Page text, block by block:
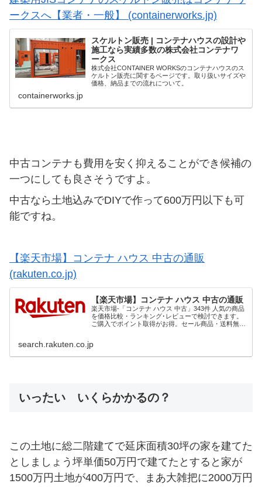
ークスへ【業者・一般】 (containerworks.jp)
スケルトン販売 | コンテナハウスの設計や
施工なら実績多数の株式会社コンテナワ
ークス
株式会社CONTAINER WORKSのコンテナハウスのス
ケルトン販売に関するページです。取り扱いサイズや
価格、納品までの流れについて。
containerworks.jp
中古コンテナも費用を安く抑えることができ候補の
一つにしても良さそうですよ。
中古なら土地込みでDIYで作って600万円以下も可
能ですね。
【楽天市場】コンテナ ハウス 中古の通販
(rakuten.co.jp)
【楽天市場】コンテナ ハウス 中古の通販
楽天市場-「コンテナ ハウス 中古」343件 人気の商品
を価格比較・ランキング･レビューで検討できます。
ご購入でポイント取得がお得。セール商品・送料無料
search.rakuten.co.jp
いったい いくらかかるの？
この土地に総二階建てで延床面積30坪の家を建てた
としましょう坪単価50万円で建てたとすると家が
1500万円土地が400万円で、まあ大雑把に2000万円